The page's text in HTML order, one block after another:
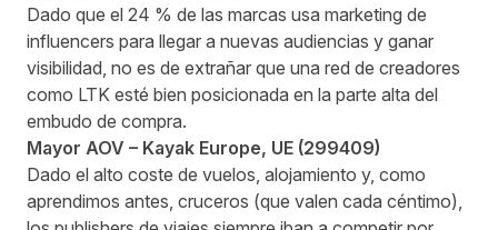
Dado que el 24 % de las marcas usa marketing de
influencers para llegar a nuevas audiencias y ganar
visibilidad, no es de extrañar que una red de creadores
como LTK esté bien posicionada en la parte alta del
embudo de compra.
Mayor AOV – Kayak Europe, UE (299409)
Dado el alto coste de vuelos, alojamiento y, como
aprendimos antes, cruceros (que valen cada céntimo),